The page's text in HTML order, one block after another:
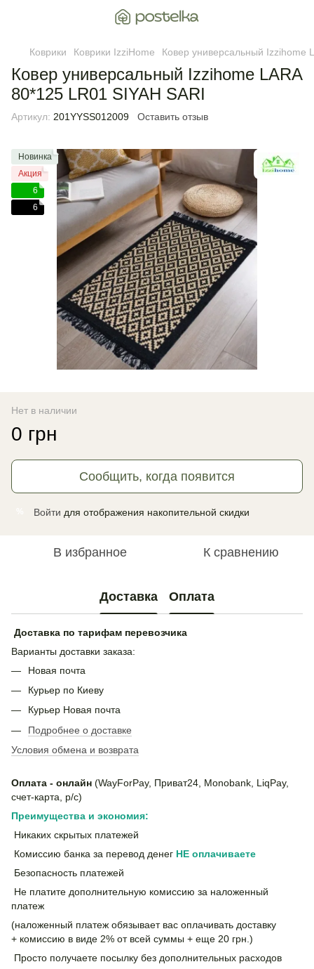
Коврики Коврики IzziHome Ковер универсальный Izzihome
Ковер универсальный Izzihome LARA
80*125 LR01 SIYAH SARI
Артикул: 201YYSS012009 Оставить отзыв
Новинка
Акция
6
6
Нет в наличии
0 грн
Сообщить, когда появится
Войти для отображения накопительной скидки
В избранное К сравнению
Доставка Оплата
Доставка по тарифам перевозчика
Варианты доставки заказа:
Новая почта
Курьер по Киеву
Курьер Новая почта
Подробнее о доставке
Условия обмена и возврата
Оплата - онлайн (WayForPay, Приват24, Monobank, LiqPay,
счет-карта, р/с)
Преимущества и экономия:
Никаких скрытых платежей
Комиссию банка за перевод денег НЕ оплачиваете
Безопасность платежей
Не платите дополнительную комиссию за наложенный
платеж
(наложенный платеж обязывает вас оплачивать доставку
+ комиссию в виде 2% от всей суммы + еще 20 грн.)
Просто получаете посылку без дополнительных расходов